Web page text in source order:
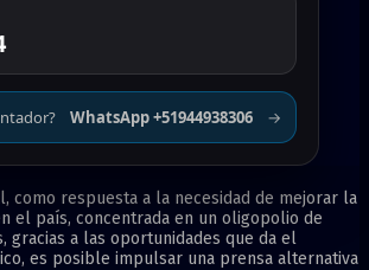
WhatsApp +51944938306 →
como respuesta a la necesidad de mejorar la
el país, concentrada en un oligopolio de
gracias a las oportunidades que da el
es posible impulsar una prensa alternativa